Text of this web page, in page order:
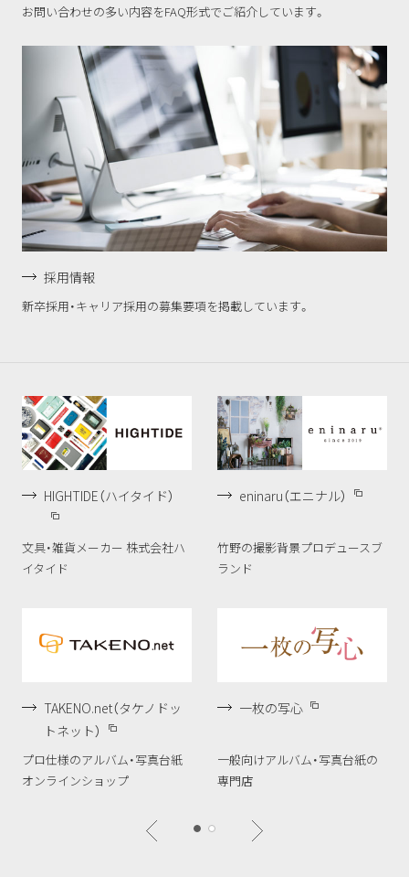
お問い合わせの多い内容をFAQ形式でご紹介しています。
採用情報
新卒採用・キャリア採用の募集要項を掲載しています。
HIGHTIDE（ハイタイド）
文具・雑貨メーカー 株式会社ハ
イタイド
eninaru（エニナル）
竹野の撮影背景プロデュースブ
ランド
TAKENO.net（タケノドッ
トネット）
プロ仕様のアルバム・写真台紙
オンラインショップ
一枚の写心
一般向けアルバム・写真台紙の
専門店